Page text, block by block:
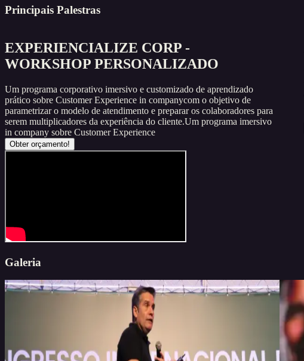
Principais Palestras
EXPERIENCIALIZE CORP -
WORKSHOP PERSONALIZADO
Um programa corporativo imersivo e customizado de aprendizado
prático sobre Customer Experience in companycom o objetivo de
parametrizar o modelo de atendimento e preparar os colaboradores para
serem multiplicadores da experiência do cliente.Um programa imersivo
in company sobre Customer Experience
Obter orçamento!
Galeria